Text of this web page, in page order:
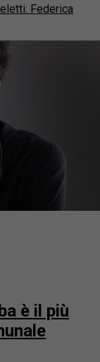
Federica
è il più